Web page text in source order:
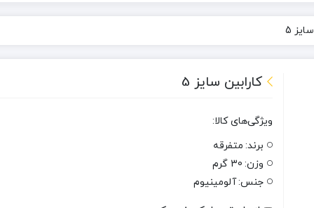
5
کارابین سایز 5
ویژگی‌های کالا:
برند: متفرقه
وزن: 30 گرم
جنس:آلومینیوم